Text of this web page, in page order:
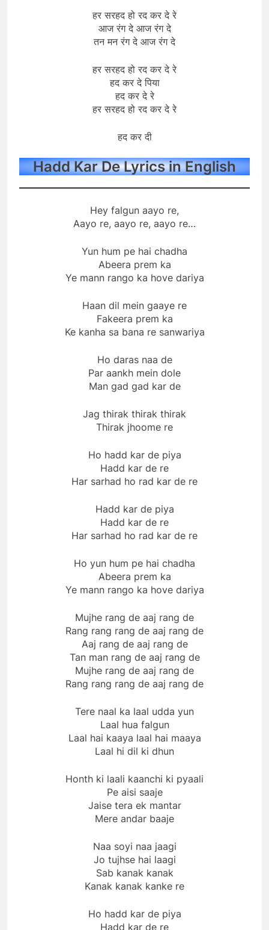
हर सरहद हो रद कर दे रे
आज रंग दे आज रंग दे
तन मन रंग दे आज रंग दे
हर सरहद हो रद कर दे रे
हद कर दे पिया
हद कर दे रे
हर सरहद हो रद कर दे रे
हद कर दी
Hadd Kar De Lyrics in English
Hey falgun aayo re,
Aayo re, aayo re, aayo re…
Yun hum pe hai chadha
Abeera prem ka
Ye mann rango ka hove dariya
Haan dil mein gaaye re
Fakeera prem ka
Ke kanha sa bana re sanwariya
Ho daras naa de
Par aankh mein dole
Man gad gad kar de
Jag thirak thirak thirak
Thirak jhoome re
Ho hadd kar de piya
Hadd kar de re
Har sarhad ho rad kar de re
Hadd kar de piya
Hadd kar de re
Har sarhad ho rad kar de re
Ho yun hum pe hai chadha
Abeera prem ka
Ye mann rango ka hove dariya
Mujhe rang de aaj rang de
Rang rang rang de aaj rang de
Aaj rang de aaj rang de
Tan man rang de aaj rang de
Mujhe rang de aaj rang de
Rang rang rang de aaj rang de
Tere naal ka laal udda yun
Laal hua falgun
Laal hai kaaya laal hai maaya
Laal hi dil ki dhun
Honth ki laali kaanchi ki pyaali
Pe aisi saaje
Jaise tera ek mantar
Mere andar baaje
Naa soyi naa jaagi
Jo tujhse hai laagi
Sab kanak kanak
Kanak kanak kanke re
Ho hadd kar de piya
Hadd kar de re